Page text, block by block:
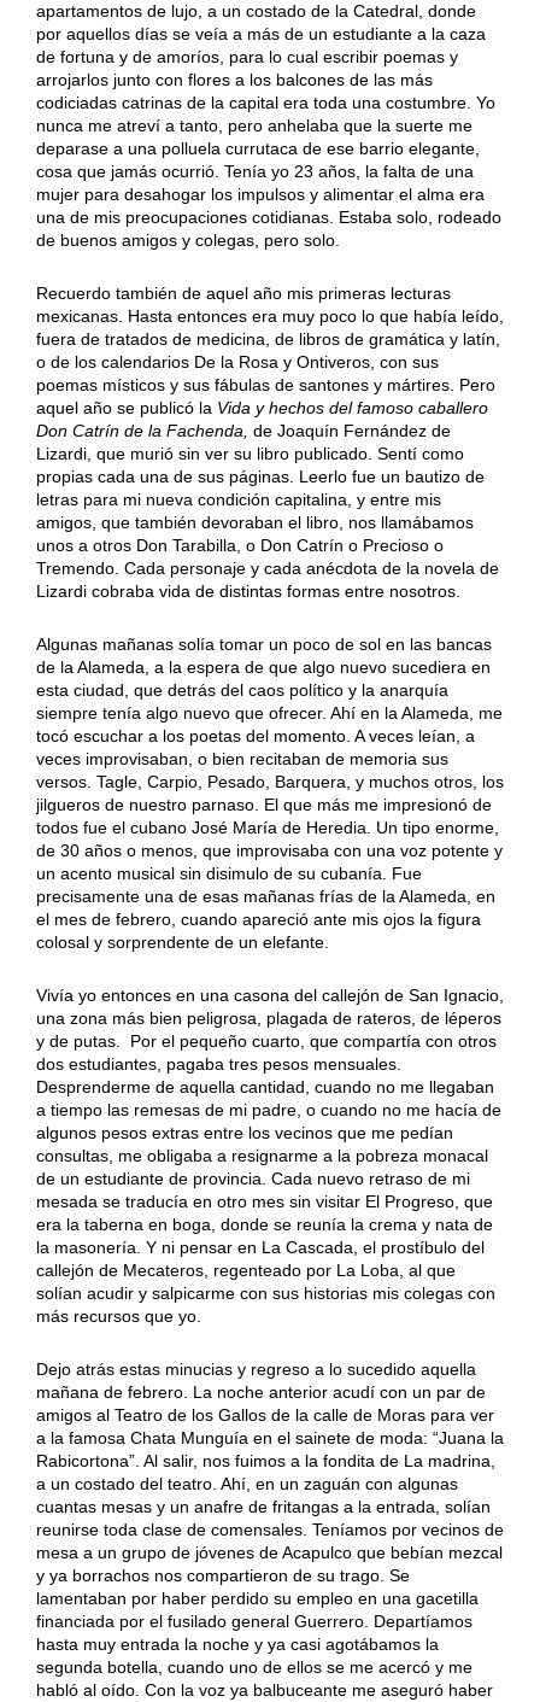
apartamentos de lujo, a un costado de la Catedral, donde
por aquellos días se veía a más de un estudiante a la caza
de fortuna y de amoríos, para lo cual escribir poemas y
arrojarlos junto con flores a los balcones de las más
codiciadas catrinas de la capital era toda una costumbre. Yo
nunca me atreví a tanto, pero anhelaba que la suerte me
deparase a una polluela currutaca de ese barrio elegante,
cosa que jamás ocurrió. Tenía yo 23 años, la falta de una
mujer para desahogar los impulsos y alimentar el alma era
una de mis preocupaciones cotidianas. Estaba solo, rodeado
de buenos amigos y colegas, pero solo.
Recuerdo también de aquel año mis primeras lecturas
mexicanas. Hasta entonces era muy poco lo que había leído,
fuera de tratados de medicina, de libros de gramática y latín,
o de los calendarios De la Rosa y Ontiveros, con sus
poemas místicos y sus fábulas de santones y mártires. Pero
aquel año se publicó la Vida y hechos del famoso caballero
Don Catrín de la Fachenda, de Joaquín Fernández de
Lizardi, que murió sin ver su libro publicado. Sentí como
propias cada una de sus páginas. Leerlo fue un bautizo de
letras para mi nueva condición capitalina, y entre mis
amigos, que también devoraban el libro, nos llamábamos
unos a otros Don Tarabilla, o Don Catrín o Precioso o
Tremendo. Cada personaje y cada anécdota de la novela de
Lizardi cobraba vida de distintas formas entre nosotros.
Algunas mañanas solía tomar un poco de sol en las bancas
de la Alameda, a la espera de que algo nuevo sucediera en
esta ciudad, que detrás del caos político y la anarquía
siempre tenía algo nuevo que ofrecer. Ahí en la Alameda, me
tocó escuchar a los poetas del momento. A veces leían, a
veces improvisaban, o bien recitaban de memoria sus
versos. Tagle, Carpio, Pesado, Barquera, y muchos otros, los
jilgueros de nuestro parnaso. El que más me impresionó de
todos fue el cubano José María de Heredia. Un tipo enorme,
de 30 años o menos, que improvisaba con una voz potente y
un acento musical sin disimulo de su cubanía. Fue
precisamente una de esas mañanas frías de la Alameda, en
el mes de febrero, cuando apareció ante mis ojos la figura
colosal y sorprendente de un elefante.
Vivía yo entonces en una casona del callejón de San Ignacio,
una zona más bien peligrosa, plagada de rateros, de léperos
y de putas. Por el pequeño cuarto, que compartía con otros
dos estudiantes, pagaba tres pesos mensuales.
Desprenderme de aquella cantidad, cuando no me llegaban
a tiempo las remesas de mi padre, o cuando no me hacía de
algunos pesos extras entre los vecinos que me pedían
consultas, me obligaba a resignarme a la pobreza monacal
de un estudiante de provincia. Cada nuevo retraso de mi
mesada se traducía en otro mes sin visitar El Progreso, que
era la taberna en boga, donde se reunía la crema y nata de
la masonería. Y ni pensar en La Cascada, el prostíbulo del
callejón de Mecateros, regenteado por La Loba, al que
solían acudir y salpicarme con sus historias mis colegas con
más recursos que yo.
Dejo atrás estas minucias y regreso a lo sucedido aquella
mañana de febrero. La noche anterior acudí con un par de
amigos al Teatro de los Gallos de la calle de Moras para ver
a la famosa Chata Munguía en el sainete de moda: “Juana la
Rabicortona”. Al salir, nos fuimos a la fondita de La madrina,
a un costado del teatro. Ahí, en un zaguán con algunas
cuantas mesas y un anafre de fritangas a la entrada, solían
reunirse toda clase de comensales. Teníamos por vecinos de
mesa a un grupo de jóvenes de Acapulco que bebían mezcal
y ya borrachos nos compartieron de su trago. Se
lamentaban por haber perdido su empleo en una gacetilla
financiada por el fusilado general Guerrero. Departíamos
hasta muy entrada la noche y ya casi agotábamos la
segunda botella, cuando uno de ellos se me acercó y me
habló al oído. Con la voz ya balbuceante me aseguró haber